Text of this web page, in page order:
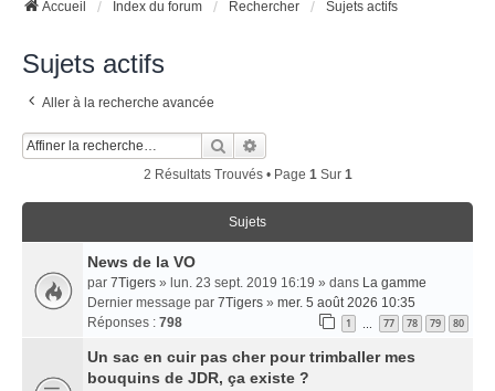
Accueil Index du forum Rechercher Sujets actifs
Sujets actifs
Aller à la recherche avancée
Rechercher
2 Résultats Trouvés • Page 1Sur 1
Sujets
News de la VO
par 7Tigers » lun. 23 sept. 2019 16:19 » dans La gamme
Dernier message par 7Tigers » mer. 5 août 2026 10:35
Réponses : 798 1 77 78 79 80
Un sac en cuir pas cher pour trimballer mes
bouquins de JDR, ça existe ?